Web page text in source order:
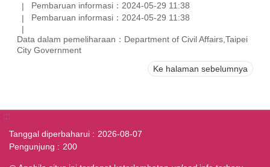
Pembaruan informasi：2024-05-29 11:38
Pembaruan informasi：2024-05-29 11:38
Data dalam pemeliharaan：Department of Civil Affairs,Taipei
City Government
Ke halaman sebelumnya
:::
Tanggal diperbaharui
2026-08-07
Pengunjung
200